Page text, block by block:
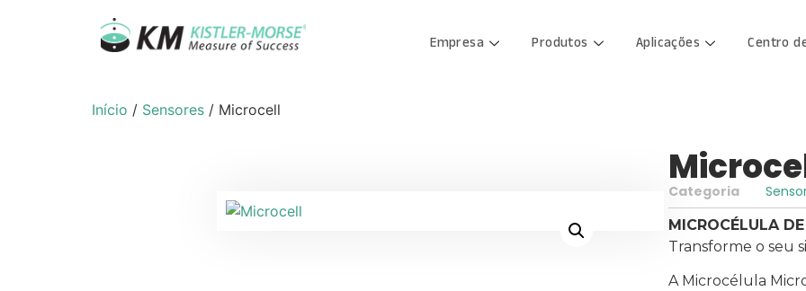
Empresa Produtos Aplicações Centro
Início / Sensores / Microcell
Categoria
MICROCÉLULA
Transforme o seu
A Microcélula